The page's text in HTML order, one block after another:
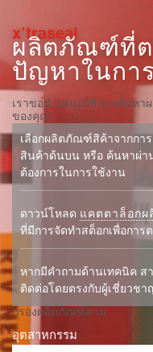
x’traseal
ผลิตภัณฑ์ที่ต
ปัญหาในกา
เราขอนำเสนอวิธีการค้นห
ของคุณ:
เลือกผลิตภัณฑ์สิค้าจากกา
สินค้าด้นบน หรือ ค้นหาผ่า
ต้องการในการใช้งาน
ดาวน์โหลด แคตตาล็อก
ที่มีการจัดทำสต็อกเพื่อการ
หากมีคำถามด้านเทคนิค ส
ติดต่อโดยตรงกับผู้เชี่ยวชา
กรองผลิตภัณฑ์ตาม
อุตสาหกรรม